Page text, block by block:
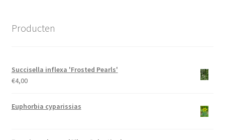
Producten
Succisella inflexa 'Frosted Pearls'
€4,00
Euphorbia cyparissias